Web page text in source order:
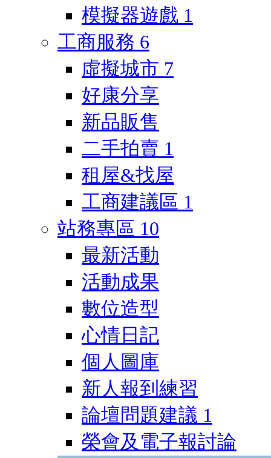
模擬器遊戲 1
工商服務 6
虛擬城市 7
好康分享
新品販售
二手拍賣 1
租屋&找屋
工商建議區 1
站務專區 10
最新活動
活動成果
數位造型
心情日記
個人圖庫
新人報到練習
論壇問題建議 1
榮會及電子報討論